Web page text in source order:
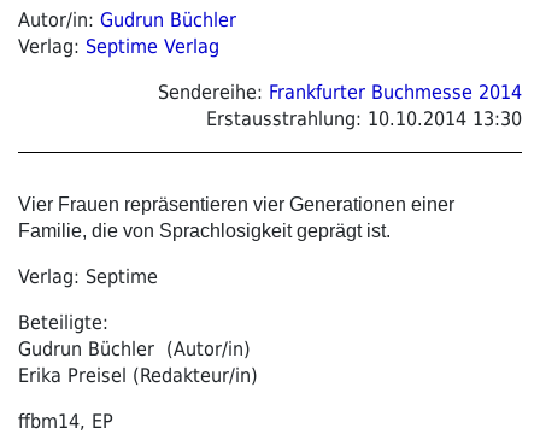
Autor/in: Gudrun Büchler
Verlag: Septime Verlag
Sendereihe: Frankfurter Buchmesse 2014
Erstausstrahlung: 10.10.2014 13:30
Vier Frauen repräsentieren vier Generationen einer
Familie, die von Sprachlosigkeit geprägt ist.
Verlag: Septime
Beteiligte:
Gudrun Büchler (Autor/in)
Erika Preisel (Redakteur/in)
ffbm14, EP